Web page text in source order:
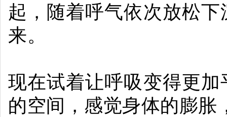
起，随着呼气依次放松
来。
现在试着让呼吸变得更
的空间，感觉身体的膨胀